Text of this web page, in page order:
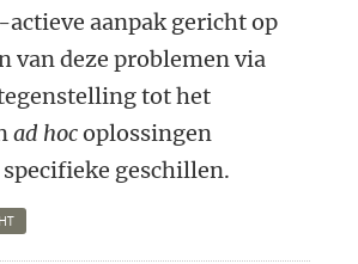
actieve aanpak gericht op
van deze problemen via
tot het
ad hocoplossingen
geschillen.